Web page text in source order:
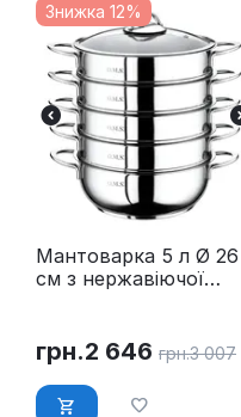
Знижка 12%
Мантоварка 5 л Ø 26
см з нержавіючої
грн.2 646 грн.3 007